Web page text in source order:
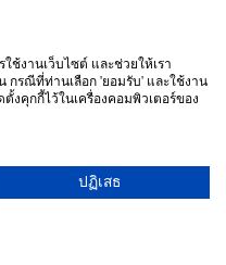
พฤหัสบดี
ศุกร์
เสาร์
ช้งานเว็บไซต์ และช่วยให้เรา
รณีที่ท่านเลือก 'ยอมรับ' และใช้งาน
งคุกกี้ไว้ในเครื่องคอมพิวเตอร์ของ
ปฏิเสธ